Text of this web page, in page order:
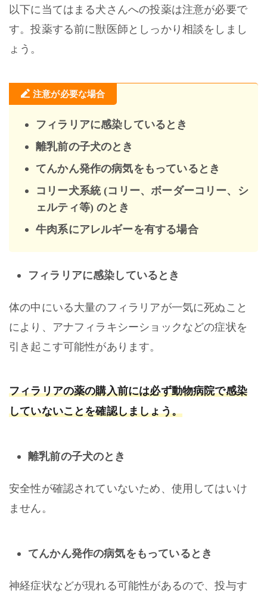
以下に当てはまる犬さんへの投薬は注意が必要で
す。投薬する前に獣医師としっかり相談をしまし
ょう。
注意が必要な場合
フィラリアに感染しているとき
離乳前の子犬のとき
てんかん発作の病気をもっているとき
コリー犬系統 (コリー、ボーダーコリー、シ
ェルティ等) のとき
牛肉系にアレルギーを有する場合
フィラリアに感染しているとき
体の中にいる大量のフィラリアが一気に死ぬこと
により、アナフィラキシーショックなどの症状を
引き起こす可能性があります。
フィラリアの薬の購入前には必ず動物病院で感染
していないことを確認しましょう。
離乳前の子犬のとき
安全性が確認されていないため、使用してはいけ
ません。
てんかん発作の病気をもっているとき
神経症状などが現れる可能性があるので、投与す